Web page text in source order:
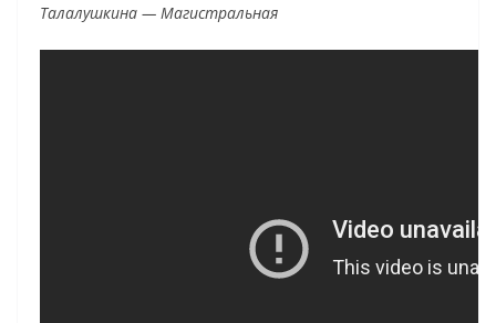
Талалушкина — Магистральная